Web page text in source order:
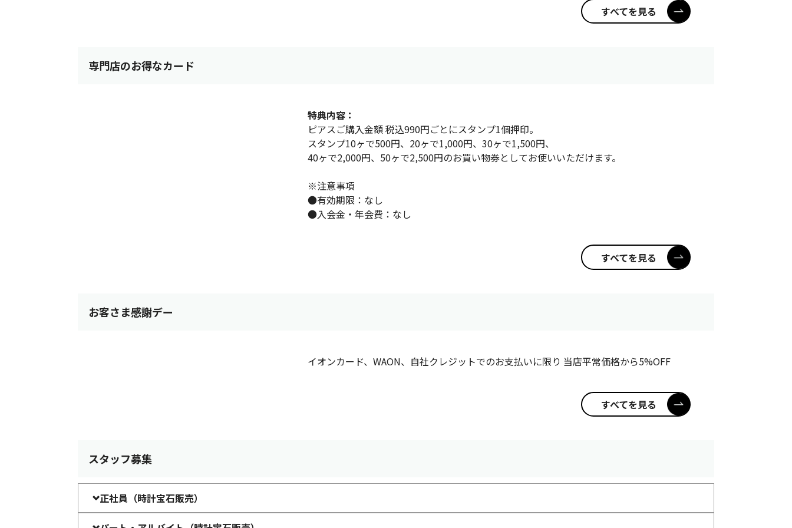
すべてを見る
専門店のお得なカード
特典内容：
ピアスご購入金額 税込990円ごとにスタンプ1個押印。
スタンプ10ヶで500円、20ヶで1,000円、30ヶで1,500円、
40ヶで2,000円、50ヶで2,500円のお買い物券としてお使いいただけます。
※注意事項
●有効期限：なし
●入会金・年会費：なし
すべてを見る
お客さま感謝デー
イオンカード、WAON、自社クレジットでのお支払いに限り 当店平常価格から5%OFF
すべてを見る
スタッフ募集
正社員（時計宝石販売）